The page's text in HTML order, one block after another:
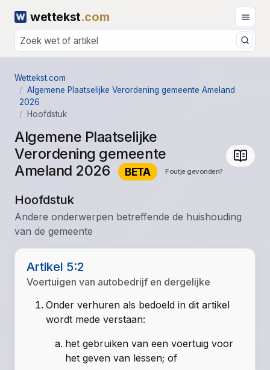
wettekst.com
Wettekst.com
Algemene Plaatselijke Verordening gemeente Ameland
2026
Hoofdstuk
Algemene Plaatselijke
Verordening gemeente
Ameland 2026
BETA Foutje gevonden?
Hoofdstuk
Andere onderwerpen betreffende de huishouding
van de gemeente
Artikel 5:2
Voertuigen van autobedrijf en dergelijke
Onder verhuren als bedoeld in dit artikel
wordt mede verstaan:
het gebruiken van een voertuig voor
het geven van lessen; of